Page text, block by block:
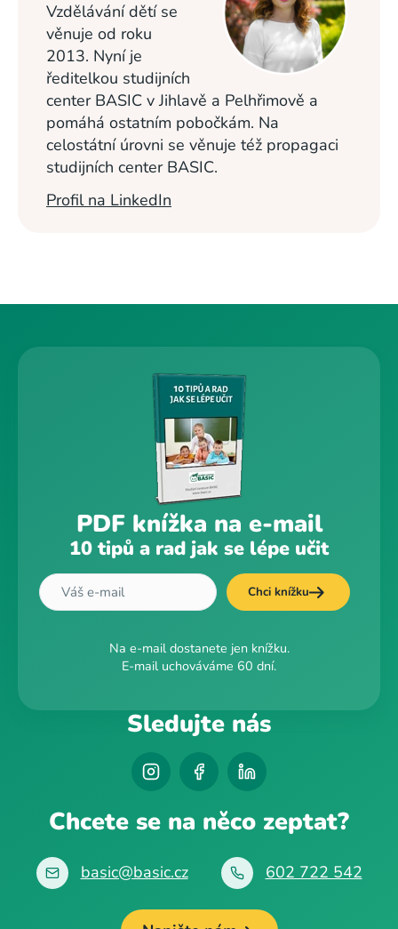
Vzdělávání dětí se
věnuje od roku
2013. Nyní je
ředitelkou studijních
center BASIC v Jihlavě a Pelhřimově a
pomáhá ostatním pobočkám. Na
celostátní úrovni se věnuje též propagaci
studijních center BASIC.
Profil na LinkedIn
PDF knížka na e-mail
10 tipů a rad jak se lépe učit
Chci knížku
Na e-mail dostanete jen knížku.
E-mail uchováváme 60 dní.
Sledujte nás
Chcete se na něco zeptat?
basic@basic.cz 602 722 542